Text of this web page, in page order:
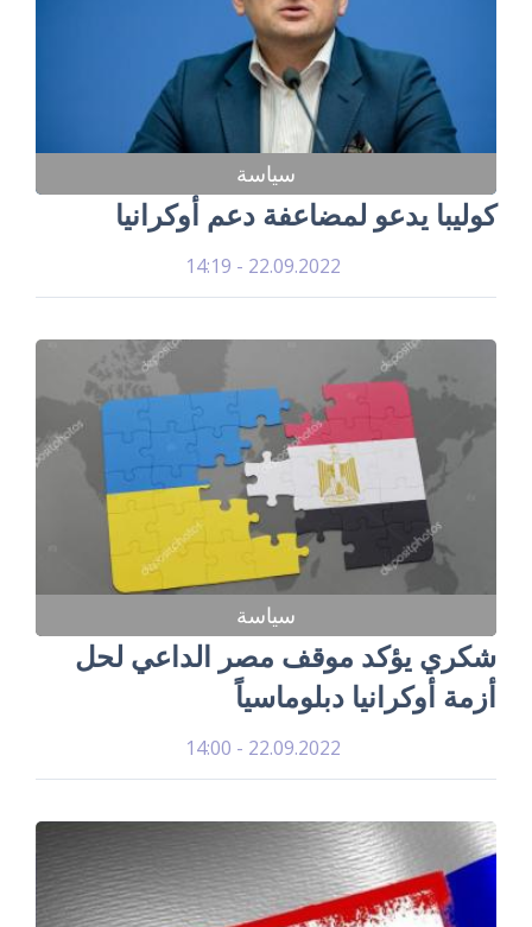
سياسة
كوليبا يدعو لمضاعفة دعم أوكرانيا
22.09.2022 - 14:19
سياسة
شكري يؤكد موقف مصر الداعي لحل
أزمة أوكرانيا دبلوماسياً
22.09.2022 - 14:00